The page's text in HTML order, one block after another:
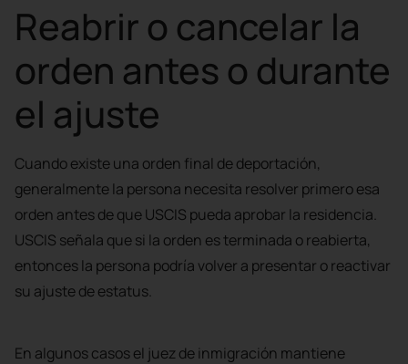
Reabrir o cancelar la
orden antes o durante
el ajuste
Cuando existe una orden final de deportación,
generalmente la persona necesita resolver primero esa
orden antes de que USCIS pueda aprobar la residencia.
USCIS señala que si la orden es terminada o reabierta,
entonces la persona podría volver a presentar o reactivar
su ajuste de estatus.
En algunos casos el juez de inmigración mantiene